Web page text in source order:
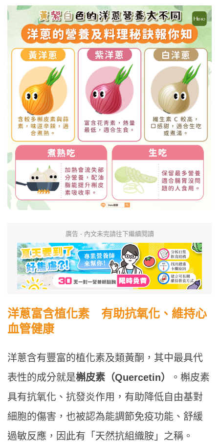
廣告 - 內文未完請往下繼續閱讀
洋蔥富含植化素 有助抗氧化、維持心
血管健康
洋蔥含有豐富的植化素及類黃酮，其中最具代
表性的成分就是槲皮素（Quercetin）
。槲皮素
具有抗氧化、抗發炎作用，有助降低自由基對
細胞的傷害，也被認為能調節免疫功能、舒緩
過敏反應，因此有「天然抗組織胺」之稱。